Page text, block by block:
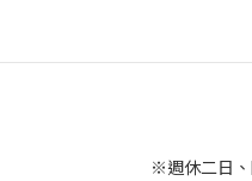
※週休二日